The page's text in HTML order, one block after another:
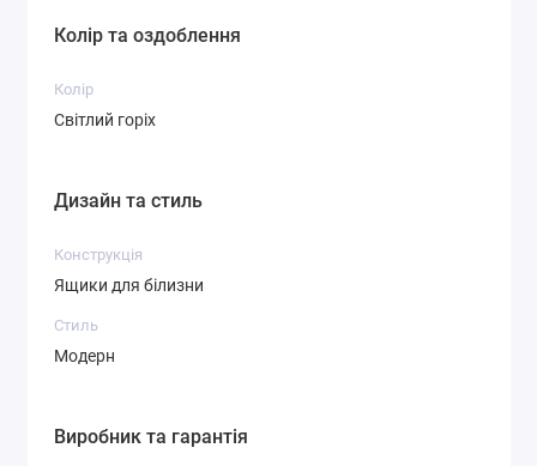
Колір та оздоблення
Колір
Світлий горіх
Дизайн та стиль
Конструкція
Ящики для білизни
Стиль
Модерн
Виробник та гарантія